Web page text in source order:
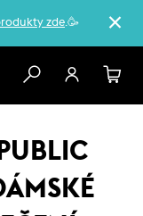
zde.🥳